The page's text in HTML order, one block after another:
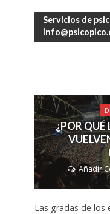
Servicios de
¿POR QUÉ
Añadir
Las gradas de los